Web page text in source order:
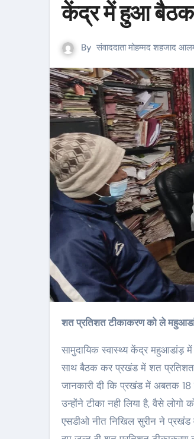
केंद्र में हुआ
By संवाददाता मोहम्मद शहजाद
शत प्रतिशत टीकाकरण को ले
सामुदायिक स्वास्थ्य केंद्र महुआडांड़
साथ बैठक कर प्रखंड में शत प्रतिशत
जानकारी दी कि प्रखंड में अबतक
उन्होंने टीका नही लिया है, वैसे लोगो
एसडीओ नीत निखिल सुरीन ने प्रखंड